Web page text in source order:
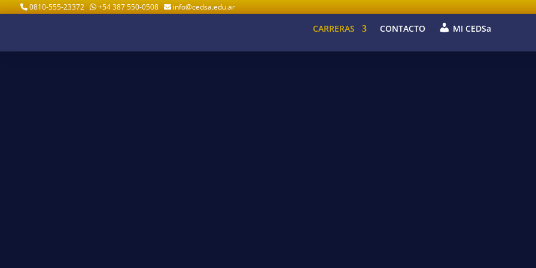
0810-555-23372 +54 387 550-0508 info@cedsa.edu.ar
CARRERAS CONTACTO MI CEDSa